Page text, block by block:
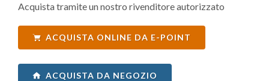
Acquista tramite un nostro rivenditore autorizzato
ACQUISTA ONLINE DA E-POINT
ACQUISTA DA NEGOZIO